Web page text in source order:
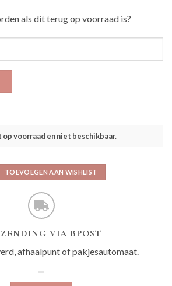
als dit terug op voorraad is?
voorraad en niet beschikbaar.
TOEVOEGEN AAN WISHLIST
VIA BPOST
afhaalpunt of pakjesautomaat.